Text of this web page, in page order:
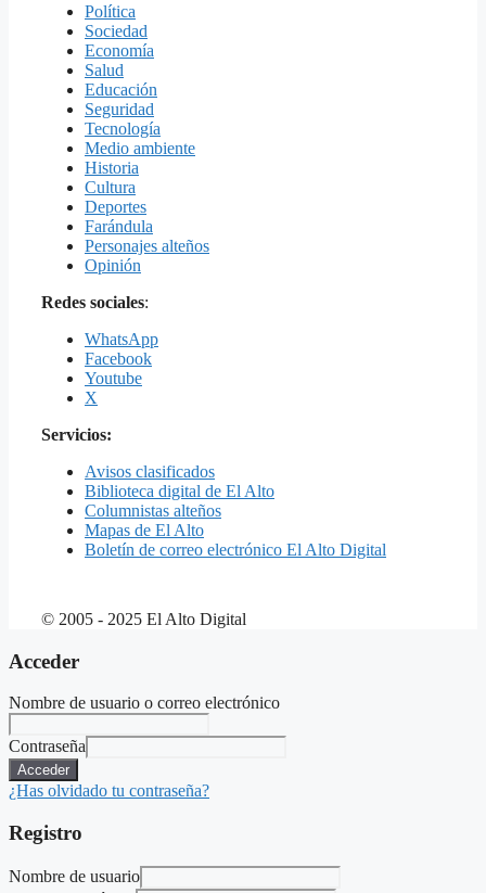
Política
Sociedad
Economía
Salud
Educación
Seguridad
Tecnología
Medio ambiente
Historia
Cultura
Deportes
Farándula
Personajes alteños
Opinión
Redes sociales:
WhatsApp
Facebook
Youtube
X
Servicios:
Avisos clasificados
Biblioteca digital de El Alto
Columnistas alteños
Mapas de El Alto
Boletín de correo electrónico El Alto Digital
© 2005 - 2025 El Alto Digital
Acceder
Nombre de usuario o correo electrónico
Contraseña
Acceder
¿Has olvidado tu contraseña?
Registro
Nombre de usuario